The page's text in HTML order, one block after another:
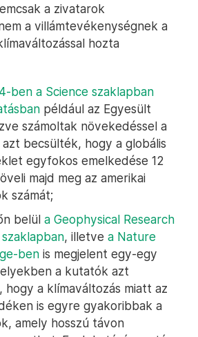
a zivatarok
a villámtevékenységnek a
hozta
ben a Science szaklapban
például az Egyesült
számoltak növekedéssel a
becsülték, hogy a globális
egyfokos emelkedése 12
majd meg az amerikai
számát;
belül a Geophysical Research
, illetve a Nature
ben is megjelent egy-egy
a kutatók azt
a klímaváltozás miatt az
is egyre gyakoribbak a
amely hosszú távon